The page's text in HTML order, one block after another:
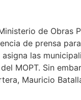
de Obras
de prensa
las
MOPT. Sin
Mauricio